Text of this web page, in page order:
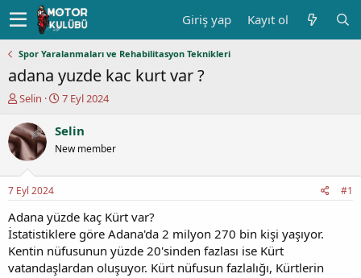
Giriş yap Kayıt ol
Spor Yaralanmaları ve Rehabilitasyon Teknikleri
adana yuzde kac kurt var ?
K
n
u
y
b
a
ş
l
a
t
a
Selin
B
ş
a
ç
a
r
i
7 Eyl 2024
Selin
New member
7 Eyl 2024 #1
Adana yüzde kaç Kürt var?
İstatistiklere göre Adana'da 2 milyon 270 bin kişi yaşıyor.
Kentin nüfusunun yüzde 20'sinden fazlası ise Kürt
vatandaşlardan oluşuyor. Kürt nüfusun fazlalığı, Kürtlerin